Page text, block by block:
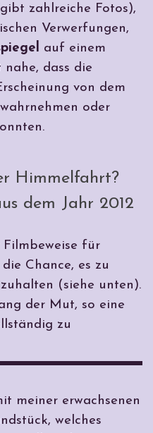
zahlreiche Fotos),
Verwerfungen,
auf einem
dass die
von dem
oder
Himmelfahrt?
dem Jahr 2012
für
Chance, es zu
(siehe unten).
der Mut, so eine
zu
meiner erwachsenen
welches